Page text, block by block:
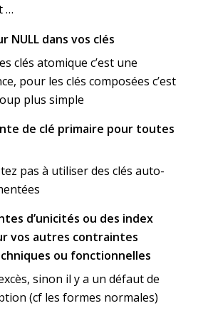
…
NULL dans vos clés
clés atomique c’est une
pour les clés composées c’est
plus simple
de clé primaire pour toutes
pas à utiliser des clés auto-
d’unicités ou des index
vos autres contraintes
ou fonctionnelles
sinon il y a un défaut de
(cf les formes normales)